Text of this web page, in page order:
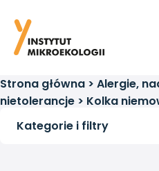
Strona główna > Alergie,
nietolerancje > Kolka
postępowanie
Kategorie i filtry